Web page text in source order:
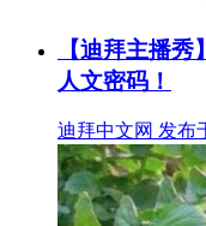
【迪拜主播
人文密码！
迪拜中文网 发布